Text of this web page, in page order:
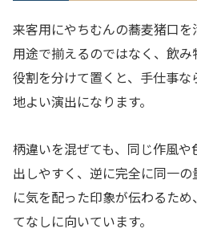
来客用にやちむんの蕎麦猪口
用途で揃えるのではなく、飲
役割を分けて置くと、手仕事
地よい演出になります。
柄違いを混ぜても、同じ作風
出しやすく、逆に完全に同一
に気を配った印象が伝わるた
てなしに向いています。